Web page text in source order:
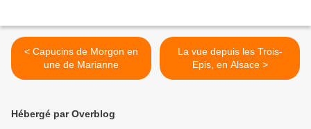
< Capucins de Morgon en
une de Marianne
La vue depuis les Trois-
Epis, en Alsace >
Hébergé par Overblog